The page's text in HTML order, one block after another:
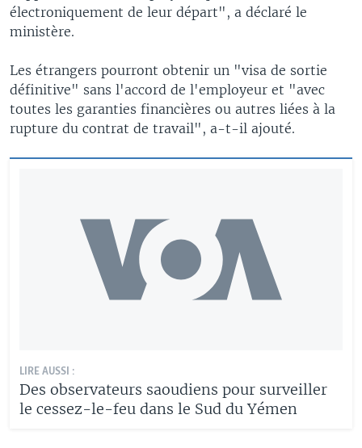
électroniquement de leur départ", a déclaré le
ministère.
Les étrangers pourront obtenir un "visa de sortie
définitive" sans l'accord de l'employeur et "avec
toutes les garanties financières ou autres liées à la
rupture du contrat de travail", a-t-il ajouté.
LIRE AUSSI :
Des observateurs saoudiens pour surveiller
le cessez-le-feu dans le Sud du Yémen